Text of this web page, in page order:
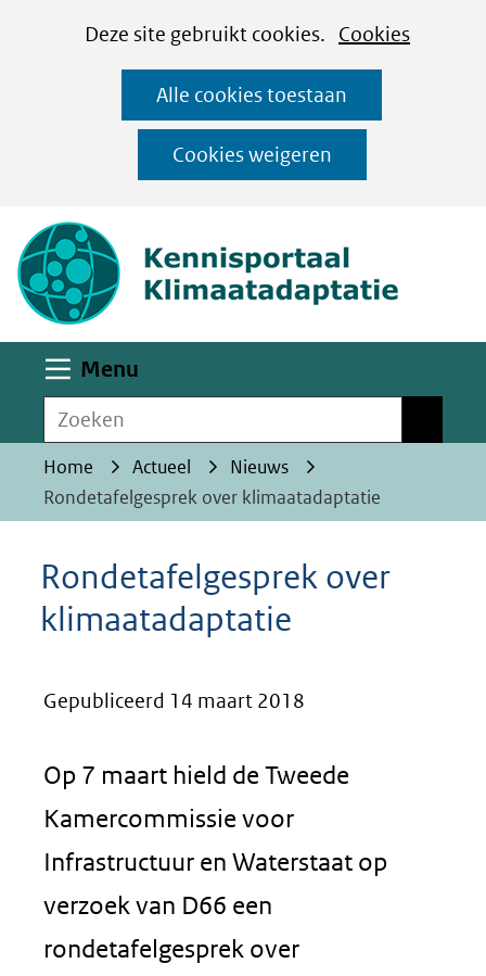
CookiesDeze site gebruikt cookies. Cookies
op
deze
website
worden
toegestaan
geweigerd.
Alle cookies toestaan
Cookies weigeren
Ga
naar
de
inhoud
Menu
Zoeken
Home Actueel
Nieuws
Rondetafelgesprek over klimaatadaptatie
Rondetafelgesprek over
klimaatadaptatie
Gepubliceerd 14 maart 2018
Op 7 maart hield de Tweede
Kamercommissie voor
Infrastructuur en Waterstaat op
verzoek van D66 een
rondetafelgesprek over